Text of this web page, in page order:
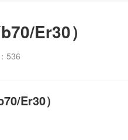
Er30）
536
Er30）